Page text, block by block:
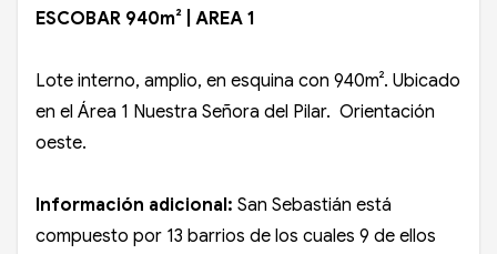
ESCOBAR 940m² | AREA 1
Lote interno, amplio, en esquina con 940m². Ubicado
en el Área 1 Nuestra Señora del Pilar. Orientación
oeste.
Información adicional: San Sebastián está
compuesto por 13 barrios de los cuales 9 de ellos